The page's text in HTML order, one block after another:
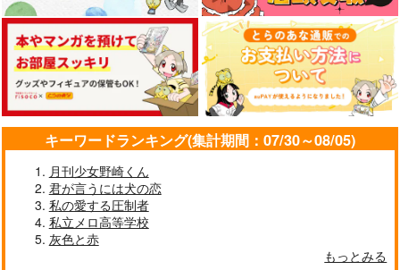
銀の墨
黒糖書房
1,430 円（税込）
秘密と嘘と最小律
黒糖書房
1,430
呼吸と音律
黒糖書房
専売 1,430円（税込）
呪術廻戦
五条悟×夏油傑
サンプル
カート
蒼氷のプリズム
黒糖書房
専売 1,430円（税込）
呪術廻戦
五条悟×夏油傑
最強はダンジョンでも
やっぱり最強だった
黒糖書房
専売 1,430円（税込）
呪術廻戦
キーワードランキング(集計期間：07/30～08/05)
月刊少女野崎くん
君が言うには犬の恋
私の愛する圧制者
私立メロ高等学校
灰色と赤
もっとみる